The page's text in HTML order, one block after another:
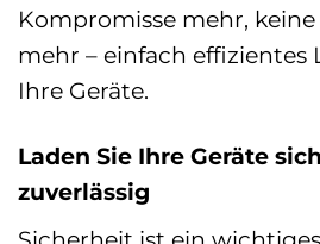
Kompromisse mehr,
mehr – einfach effizientes
Ihre Geräte.
Laden Sie Ihre Geräte
zuverlässig